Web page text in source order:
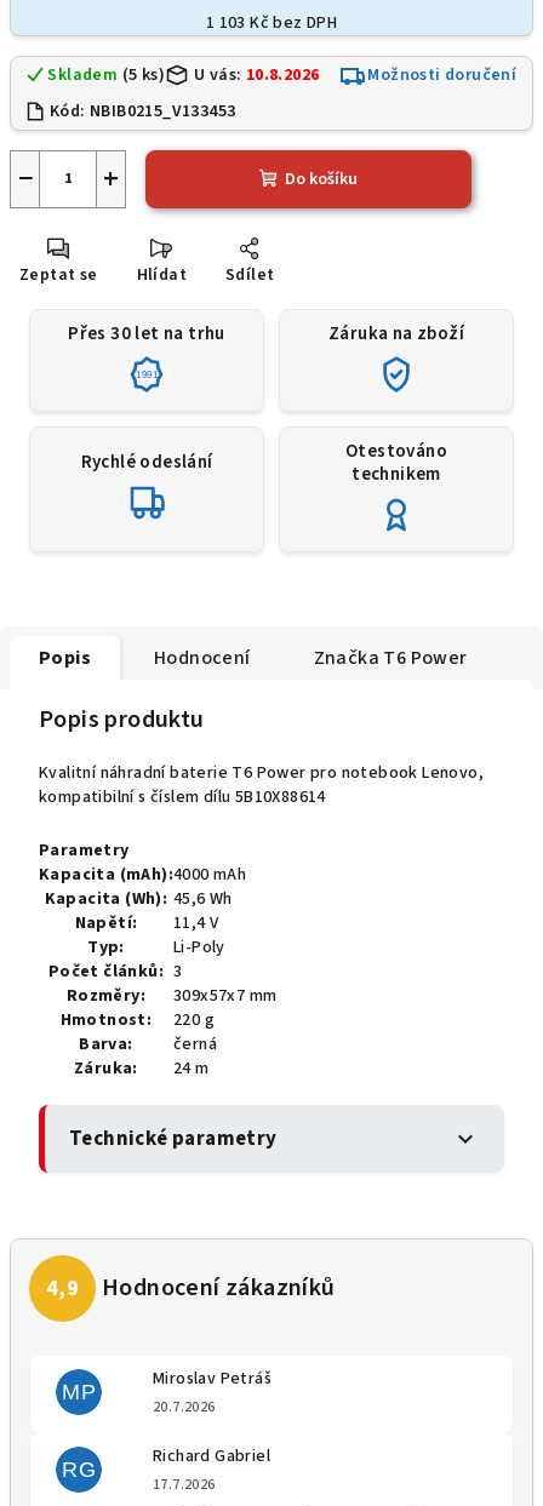
1 103 Kč bez DPH
Skladem (5 ks) U vás: 10.8.2026
Možnosti doručení
Kód: NBIB0215_V133453
+
− Do košíku
Zeptat se Hlídat Sdílet
Přes 30 let na trhu
1991
Záruka na zboží
Rychlé odeslání
Otestováno
technikem
Popis Hodnocení Značka T6 Power
Popis produktu
Kvalitní náhradní baterie T6 Power pro notebook Lenovo,
kompatibilní s číslem dílu 5B10X88614
Parametry
Kapacita (mAh):4000 mAh
Kapacita (Wh): 45,6 Wh
Napětí:
11,4 V
Typ:
Li-Poly
Počet článků: 3
Rozměry:
309x57x7 mm
Hmotnost:
220 g
Barva:
černá
Záruka:
24 m
Technické parametry expand_more
MP
Miroslav Petráš
20.7.2026
RG
Richard Gabriel
17.7.2026